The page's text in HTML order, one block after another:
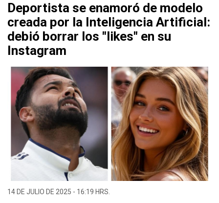
Deportista se enamoró de modelo
creada por la Inteligencia Artificial:
debió borrar los "likes" en su
Instagram
14 DE JULIO DE 2025 - 16:19 HRS.